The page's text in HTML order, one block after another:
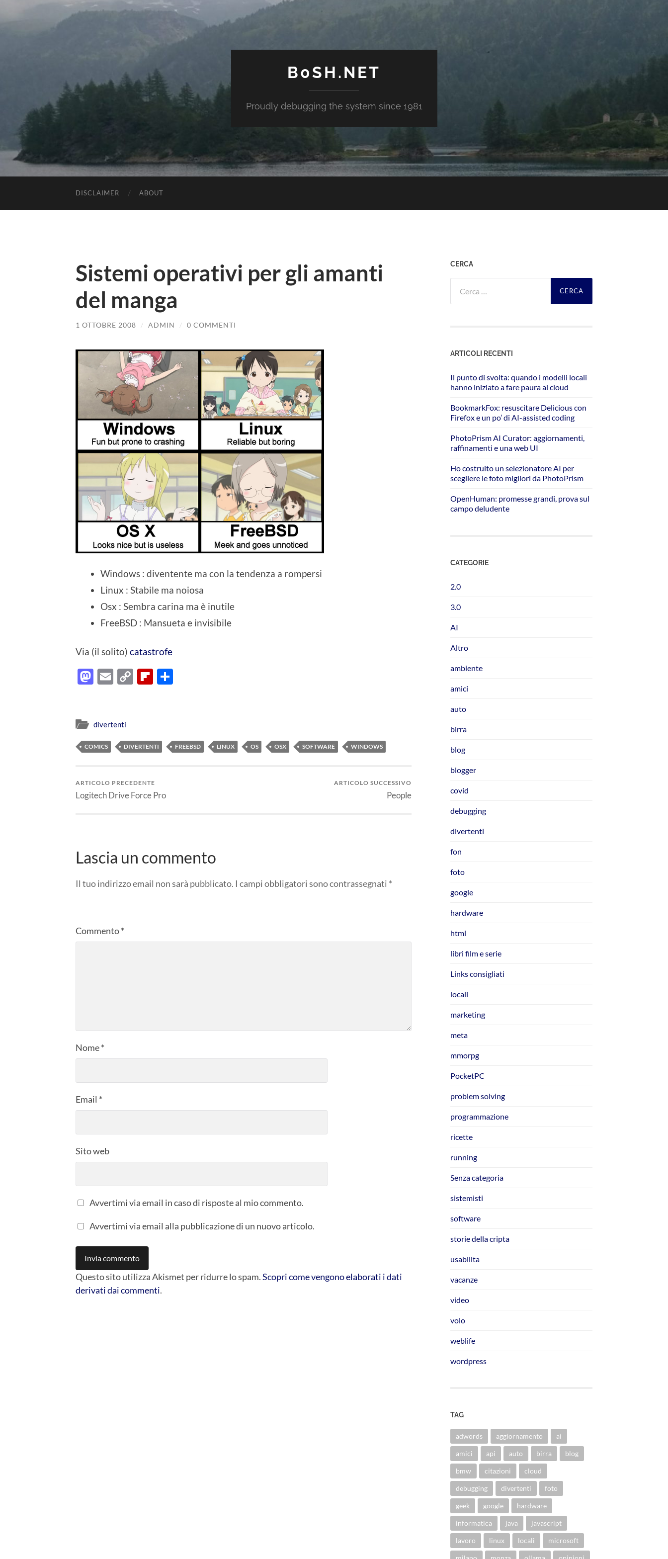
B0SH.NET
Proudly debugging the system since 1981
DISCLAIMER ABOUT
Sistemi operativi per gli amanti
del manga
1 OTTOBRE 2008 / ADMIN / 0 COMMENTI
Windows : diventente ma con la tendenza a rompersi
Linux : Stabile ma noiosa
Osx : Sembra carina ma è inutile
FreeBSD : Mansueta e invisibile
Via (il solito) catastrofe
Mastodon
EmailCopyFlipboard
divertenti
COMICS DIVERTENTI FREEBSD LINUX OS OSX SOFTWARE WINDOWS
ARTICOLO PRECEDENTE
Logitech Drive Force Pro
ARTICOLO SUCCESSIVO
People
Lascia un commento
Il tuo indirizzo email non sarà pubblicato. I campi obbligatori sono contrassegnati *
Commento*
Nome*
Email *
Sito web
Avvertimi via email in caso di risposte al mio commento.
Avvertimi via email alla pubblicazione di un nuovo articolo.
Questo sito utilizza Akismet per ridurre lo spam.Scopri come vengono elaborati i dati
derivati dai commenti.
CERCA
per:
ARTICOLI RECENTI
Il punto di svolta: quando i modelli locali
hanno iniziato a fare paura al cloud
BookmarkFox: resuscitare Delicious con
Firefox e un po’ di AI-assisted coding
PhotoPrism AI Curator: aggiornamenti,
raffinamenti e una web UI
Ho costruito un selezionatore AI per
scegliere le foto migliori da PhotoPrism
OpenHuman: promesse grandi, prova sul
campo deludente
CATEGORIE
2.0
3.0
AI
Altro
ambiente
amici
auto
birra
blog
blogger
covid
debugging
divertenti
fon
foto
google
hardware
html
libri film e serie
Links consigliati
locali
marketing
meta
mmorpg
PocketPC
problem solving
programmazione
ricette
running
Senza categoria
sistemisti
software
storie della cripta
usabilita
vacanze
video
volo
weblife
wordpress
TAG
adwords aggiornamento ai
amici api auto birra blog
bmw citazioni cloud
debugging divertenti foto
geek google hardware
informatica java javascript
lavoro linux locali microsoft